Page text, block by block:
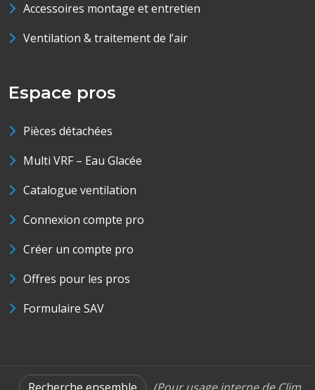
Accessoires montage et entretien
Ventilation & traitement de l’air
Espace pros
Pièces détachées
Multi VRF – Eau Glacée
Catalogue ventilation
Connexion compte pro
Créer un compte pro
Offres pour les pros
Formulaire SAV